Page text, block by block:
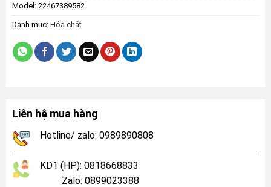
Model: 22467389582
Danh mục: Hóa chất
Liên hệ mua hàng
Hotline/ zalo: 0989890808
KD1 (HP): 0818668833
Zalo: 0899023388